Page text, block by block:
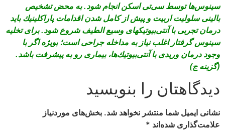
سينوس‏‌ها توسط سى‌‏تى اسكن انجام شود. به محض تشخيص
بالينى سلوليت اربيت و پيش از كامل شدن اقدامات پاراكلينيك بايد
درمان تجربى با آنتى‏‌بيوتيك‏هاى وسيع الطيف شروع شود. براى تخليه
سينوس گرفتار اغلب نياز به مداخله جراحى است؛ بويژه اگر با
وجود درمان وريدى با آنتی‌‏بيوتيك‌‏ها، بيمارى رو به پيشرفت باشد.
(گزينه ج)
دیدگاهتان را بنویسید
نشانی ایمیل شما منتشر نخواهد شد. بخش‌های موردنیاز
علامت‌گذاری شده‌اند *